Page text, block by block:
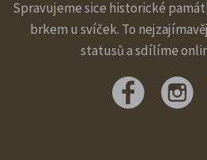
Spravujeme sice historické
brkem u svíček. To
statusů a sdílíme